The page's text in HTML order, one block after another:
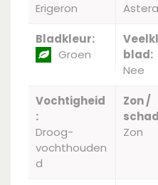
Erigeron
Bladkleur:
Groen
blad:
Nee
Vochtigheid
:
Droog-
vochthouden
d
Zon /
Zon